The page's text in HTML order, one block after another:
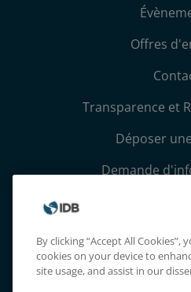
Offres
Transparence et
Déposer
Demande
Conditions générales et
By clicking “Accept All
cookies on your device to
site usage, and assist in our